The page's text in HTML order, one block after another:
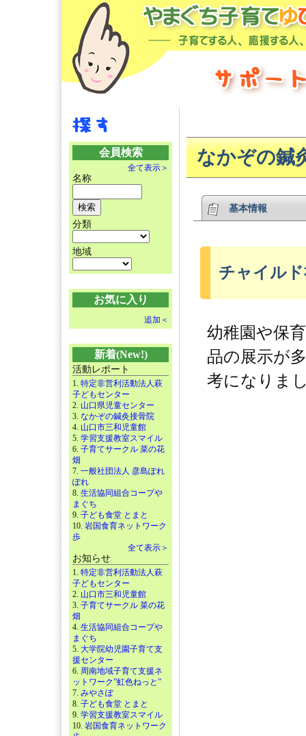
会員検索
全て表示＞
名称
分類
地域
お気に入り
追加＜
新着(New!)
活動レポート
1. 特定非営利活動法人萩
子どもセンター
2. 山口県児童センター
3. なかぞの鍼灸接骨院
4. 山口市三和児童館
5. 学習支援教室スマイル
6. 子育てサークル 菜の花
畑
7. 一般社団法人 彦島ぽれ
ぽれ
8. 生活協同組合コープや
まぐち
9. 子ども食堂 とまと
10. 岩国食育ネットワーク
歩
全て表示＞
お知らせ
1. 特定非営利活動法人萩
子どもセンター
2. 山口市三和児童館
3. 子育てサークル 菜の花
畑
4. 生活協同組合コープや
まぐち
5. 大学院幼児園子育て支
援センター
6. 周南地域子育て支援ネ
ットワーク”虹色ねっと”
7. みやさぽ
8. 子ども食堂 とまと
9. 学習支援教室スマイル
10. 岩国食育ネットワーク
なかぞの鍼
基本情報
チャイル
幼稚園や保
品の展示が
考になりま